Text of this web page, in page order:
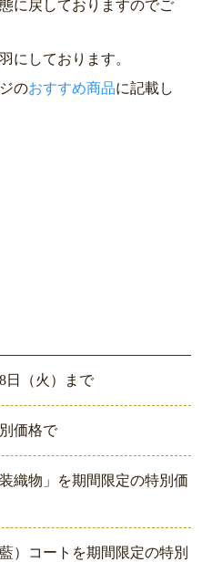
に戻しておりますのでご
にしております。
のおすすめ商品に記載し
日（火）まで
価格で
織物」を期間限定の特別価
）コートを期間限定の特別